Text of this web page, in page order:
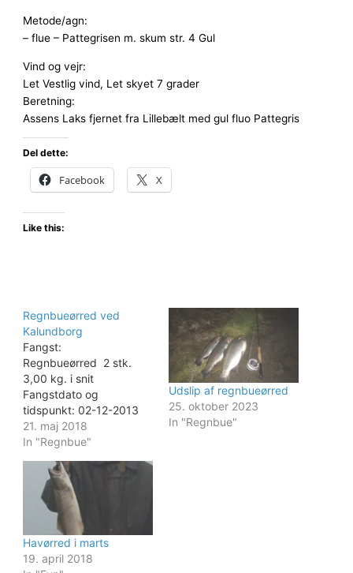
Metode/agn:
– flue – Pattegrisen m. skum str. 4 Gul
Vind og vejr:
Let Vestlig vind, Let skyet 7 grader
Beretning:
Assens Laks fjernet fra Lillebælt med gul fluo Pattegris
Del dette:
Facebook X
Like this:
Regnbueørred ved
Kalundborg
Fangst:
Regnbueørred 2 stk.
3,00 kg. i snit
Fangstdato og
tidspunkt: 02-12-2013
Fangststed:
Nordvestsjælland, Kalundborg
Pattegrisen m. skum
str. 6 Orange Vind og
vejr: Let Vestlig vind, Let
skyet 7 grader
Beretning: Undslupne
regnbuer tæt på land,
spændende fiskeri til
21. maj 2018
In "Regnbue"
Udslip af regnbueørred
25. oktober 2023
In "Regnbue"
Havørred i marts
19. april 2018